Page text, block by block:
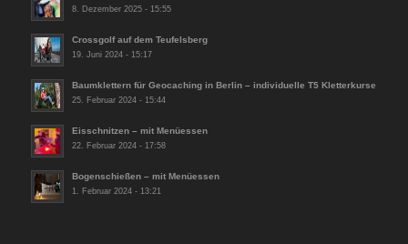
8. Dezember 2025 - 15:55
Crossgolf auf dem Teufelsberg
19. Juni 2024 - 15:17
Baumklettern für Geocaching in Berlin – individuelle T5 Kletterkurse
25. Februar 2024 - 15:44
Eisschnitzen – mit Menüessen
22. Februar 2024 - 17:58
Bogenschießen – mit Menüessen
1. Februar 2024 - 13:21